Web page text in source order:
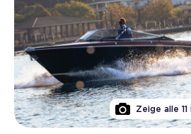
Zeige alle 11